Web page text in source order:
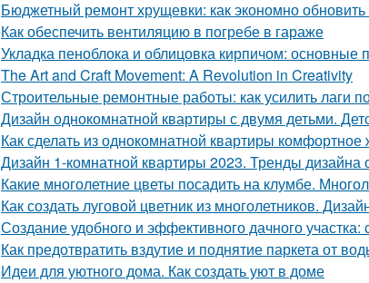
Бюджетный ремонт хрущевки: как экономно обновить
Как обеспечить вентиляцию в погребе в гараже
Укладка пеноблока и облицовка кирпичом:
The Art and Craft Movement: A Revolution in Creativity
Строительные ремонтные работы: как усилить лаги
Дизайн однокомнатной квартиры с двумя детьми.
Как сделать из однокомнатной квартиры
Дизайн 1-комнатной квартиры 2023. Тренды дизайна
Какие многолетние цветы посадить на клумбе.
Как создать луговой цветник из многолетников.
Создание удобного и эффективного дачного
Как предотвратить вздутие и поднятие паркета от
Идеи для уютного дома. Как создать уют в доме